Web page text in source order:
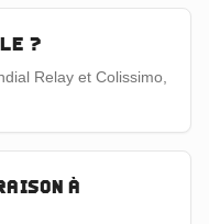
?
Relay et Colissimo,
à